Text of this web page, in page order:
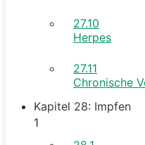
27.10
Herpes
27.11
Chronische
Kapitel 28: Impfen
1